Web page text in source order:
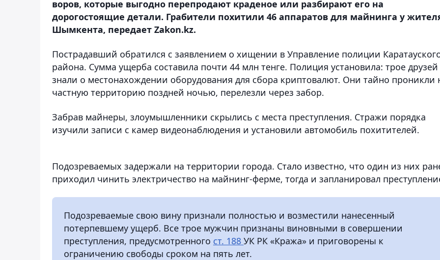
воров, которые выгодно перепродают краденое или разбирают его на
дорогостоящие детали. Грабители похитили 46 аппаратов для майнинга у
Шымкента, передает Zakon.kz.
Пострадавший обратился с заявлением о хищении в Управление полиции
района. Сумма ущерба составила почти 44 млн тенге. Полиция установила: трое друзей
знали о местонахождении оборудования для сбора криптовалют. Они тайно проникли
частную территорию поздней ночью, перелезли через забор.
Забрав майнеры, злоумышленники скрылись с места преступления. Стражи порядка
изучили записи с камер видеонаблюдения и установили автомобиль похитителей.
Подозреваемых задержали на территории города. Стало известно, что один из них
приходил чинить электричество на майнинг-ферме, тогда и запланировал
Подозреваемые свою вину признали полностью и возместили нанесенный
потерпевшему ущерб. Все трое мужчин признаны виновными в совершении
преступления, предусмотренного ст. 188 УК РК «Кража» и приговорены к
ограничению свободы сроком на пять лет.